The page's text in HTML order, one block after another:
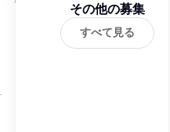
ィアアーツ
その他の募集
すべて見る